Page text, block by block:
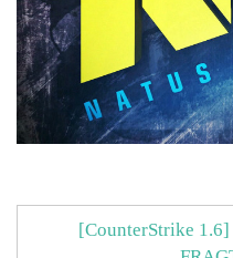
[CounterStrike